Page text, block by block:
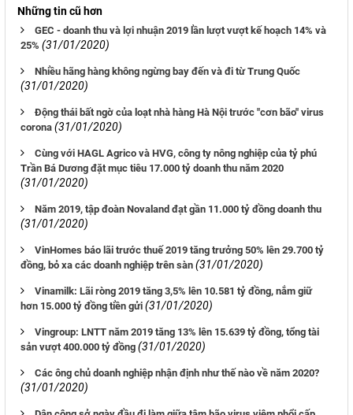
Những tin cũ hơn
GEC - doanh thu và lợi nhuận 2019 lần lượt vượt kế hoạch 14% và
25% (31/01/2020)
Nhiều hãng hàng không ngừng bay đến và đi từ Trung Quốc
(31/01/2020)
Động thái bất ngờ của loạt nhà hàng Hà Nội trước "cơn bão" virus
corona (31/01/2020)
Cùng với HAGL Agrico và HVG, công ty nông nghiệp của tỷ phú
Trần Bá Dương đặt mục tiêu 17.000 tỷ doanh thu năm 2020
(31/01/2020)
Năm 2019, tập đoàn Novaland đạt gần 11.000 tỷ đồng doanh thu
(31/01/2020)
VinHomes báo lãi trước thuế 2019 tăng trưởng 50% lên 29.700 tỷ
đồng, bỏ xa các doanh nghiệp trên sàn (31/01/2020)
Vinamilk: Lãi ròng 2019 tăng 3,5% lên 10.581 tỷ đồng, nắm giữ
hơn 15.000 tỷ đồng tiền gửi (31/01/2020)
Vingroup: LNTT năm 2019 tăng 13% lên 15.639 tỷ đồng, tổng tài
sản vượt 400.000 tỷ đồng (31/01/2020)
Các ông chủ doanh nghiệp nhận định như thế nào về năm 2020?
(31/01/2020)